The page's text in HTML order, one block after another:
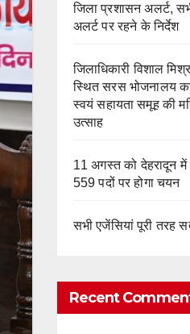
जिला प्रशासन अलर्ट,
अलर्ट पर रहने के निर्देश
जिलाधिकारी विशाल
स्थित सरस भोजनालय का
स्वयं सहायता समूह की
उत्साह
11 अगस्त को देहरादून में
559 पदों पर होगा चयन
सभी एजेंसियां पूरी तरह
Recent